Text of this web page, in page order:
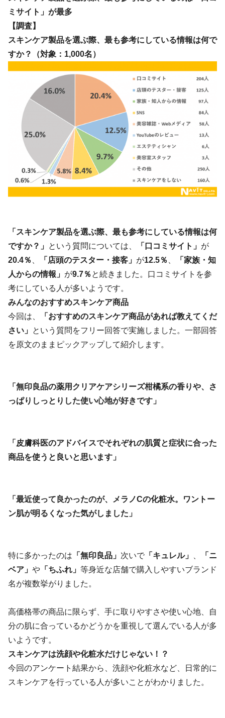
ミサイト」が最多
【調査】
スキンケア製品を選ぶ際、最も参考にしている情報は何で
すか？（対象：1,000名）
「スキンケア製品を選ぶ際、最も参考にしている情報は何
ですか？」 という質問については、 「口コミサイト」 が
20.4％
「店頭のテスター・接客」 が12.5％
「家族・知
人からの情報」 が9.7％ と続きました。口コミサイトを参
考にしている人が多いようです。
みんなのおすすめスキンケア商品
今回は、
「おすすめのスキンケア商品があれば教えてくだ
さい」 という質問をフリー回答で実施しました。一部回答
を原文のままピックアップして紹介します。
「無印良品の薬用クリアケアシリーズ柑橘系の香りや、さ
っぱりしっとりした使い心地が好きです」
「皮膚科医のアドバイスでそれぞれの肌質と症状に合った
商品を使うと良いと思います」
「最近使って良かったのが、メラノCの化粧水。ワントー
ン肌が明るくなった気がしました」
特に多かったのは 「無印良品」 次いで 「キュレル」
「ニ
ベア」 や 「ちふれ」 等身近な店舗で購入しやすいブランド
名が複数挙がりました。
高価格帯の商品に限らず、手に取りやすさや使い心地、自
分の肌に合っているかどうかを重視して選んでいる人が多
いようです。
スキンケアは洗顔や化粧水だけじゃない！？
今回のアンケート結果から、洗顔や化粧水など、日常的に
スキンケアを行っている人が多いことがわかりました。